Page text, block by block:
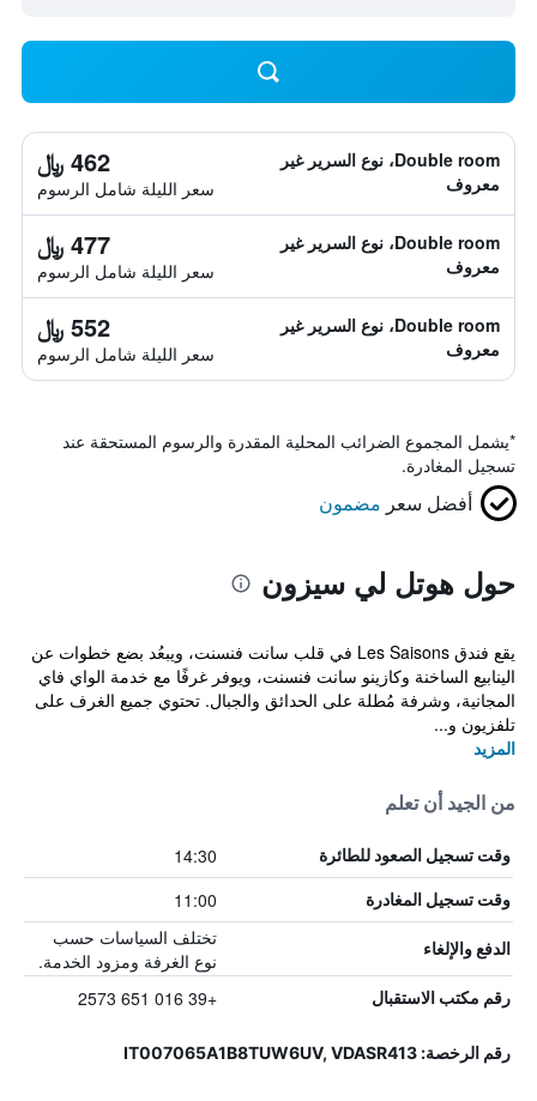
Double room، نوع السرير غير
معروف
462 ﷼
سعر الليلة شامل الرسوم
Double room، نوع السرير غير
معروف
477 ﷼
سعر الليلة شامل الرسوم
Double room، نوع السرير غير
معروف
552 ﷼
سعر الليلة شامل الرسوم
*يشمل المجموع الضرائب المحلية المقدرة والرسوم المستحقة عند
تسجيل المغادرة.
أفضل سعر مضمون
حول هوتل لي سيزون
يقع فندق Les Saisons في قلب سانت فنسنت، ويبعُد بضع خطوات عن
الينابيع الساخنة وكازينو سانت فنسنت، ويوفر غرفًا مع خدمة الواي فاي
المجانية، وشرفة مُطلة على الحدائق والجبال. تحتوي جميع الغرف على
تلفزيون و...
المزيد
من الجيد أن تعلم
وقت تسجيل الصعود للطائرة 14:30
وقت تسجيل المغادرة 11:00
الدفع والإلغاء
تختلف السياسات حسب
نوع الغرفة ومزود الخدمة.
رقم مكتب الاستقبال +39 016 651 2573
رقم الرخصة: IT007065A1B8TUW6UV, VDASR413